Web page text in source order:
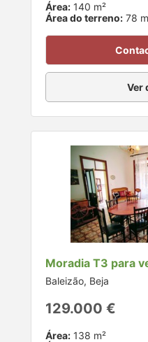
Área: 140 m²
Área do terreno: 78
Ver
Moradia T3 para
Baleizão, Beja
129.000 €
Área: 138 m²